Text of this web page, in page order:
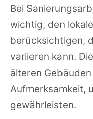
Bei
wichtig, den
berücksichtigen,
variieren kann.
älteren
Aufmerksamkeit,
gewährleisten.